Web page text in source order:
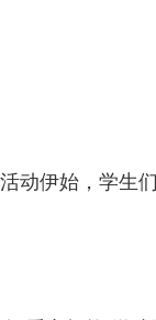
活动伊始，学生